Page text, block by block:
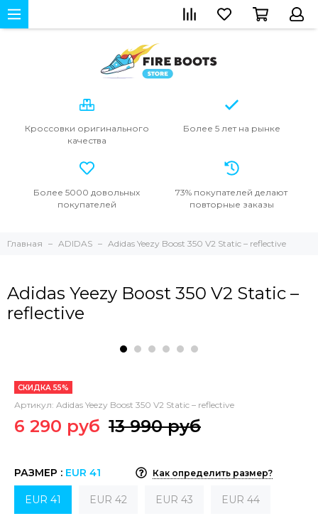
Кроссовки оригинального
качества
Более 5 летна рынке
Более 5000 довольных
покупателей
73% покупателей делают
повторные заказы
Главная ADIDAS Adidas Yeezy Boost 350 V2 Static – reflective
Adidas Yeezy Boost 350 V2 Static –
reflective
СКИДКА 55%
Артикул: Adidas Yeezy Boost 350 V2 Static – reflective
6 290 руб 13 990 руб
РАЗМЕР : EUR 41 Как определить размер?
EUR 41 EUR 42 EUR 43 EUR 44